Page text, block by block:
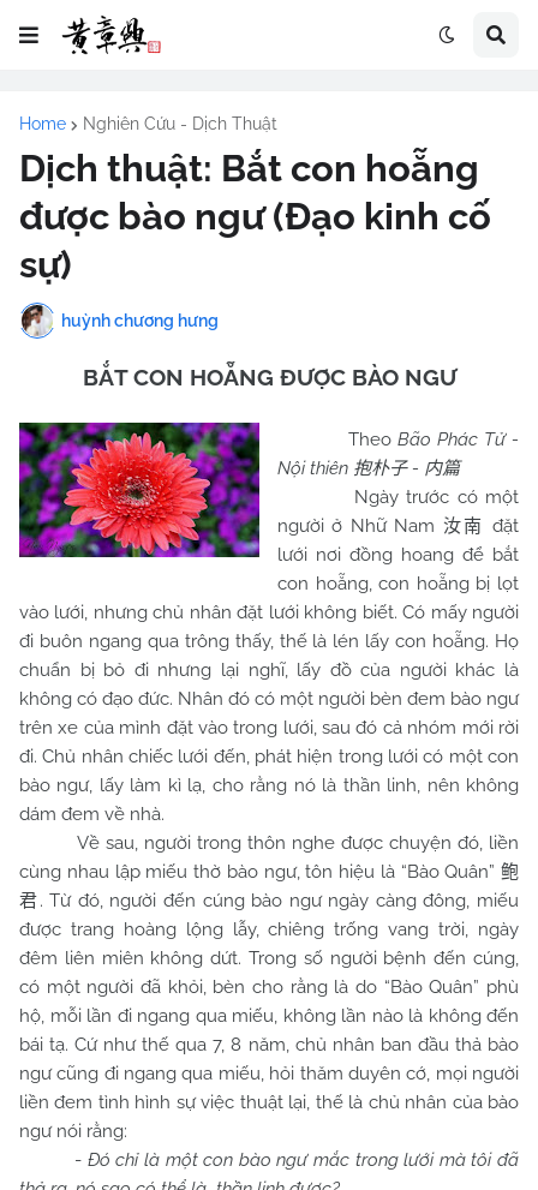
Home Nghiên Cứu - Dịch Thuật
Dịch thuật: Bắt con hoẵng
được bào ngư (Đạo kinh cố
sự)
huỳnh chương hưng
BẮT CON HOẴNG ĐƯỢC BÀO NGƯ
Theo Bão Phác Tử -
Nội thiên 抱朴子- 内篇
Ngày trước có một
người ở Nhữ Nam 汝南
đặt
lưới nơi đồng hoang để bắt
con hoẵng, con hoẵng bị lọt
vào lưới, nhưng chủ nhân đặt lưới không biết. Có mấy người
đi buôn ngang qua trông thấy, thế là lén lấy con hoẵng. Họ
chuẩn bị bỏ đi nhưng lại nghĩ, lấy đồ của người khác là
không có đạo đức. Nhân đó có một người bèn đem bào ngư
trên xe của mình đặt vào trong lưới, sau đó cả nhóm mới rời
đi. Chủ nhân chiếc lưới đến, phát hiện trong lưới có một con
bào ngư, lấy làm kì lạ, cho rằng nó là thần linh, nên không
dám đem về nhà.
Về sau, người trong thôn nghe được chuyện đó, liền
cùng nhau lập miếu thờ bào ngư, tôn hiệu là “Bào Quân” 鲍
君. Từ đó, người đến cúng bào ngư ngày càng đông, miếu
được trang hoàng lộng lẫy, chiêng trống vang trời, ngày
đêm liên miên không dứt. Trong số người bệnh đến cúng,
có một người đã khỏi, bèn cho rằng là do “Bào Quân” phù
hộ, mỗi lần đi ngang qua miếu, không lần nào là không đến
bái tạ. Cứ như thế qua 7, 8 năm, chủ nhân ban đầu thả bào
ngư cũng đi ngang qua miếu, hỏi thăm duyên cớ, mọi người
liền đem tình hình sự việc thuật lại, thế là chủ nhân của bào
ngư nói rằng:
- Đó chỉ là một con bào ngư mắc trong lưới mà tôi đã